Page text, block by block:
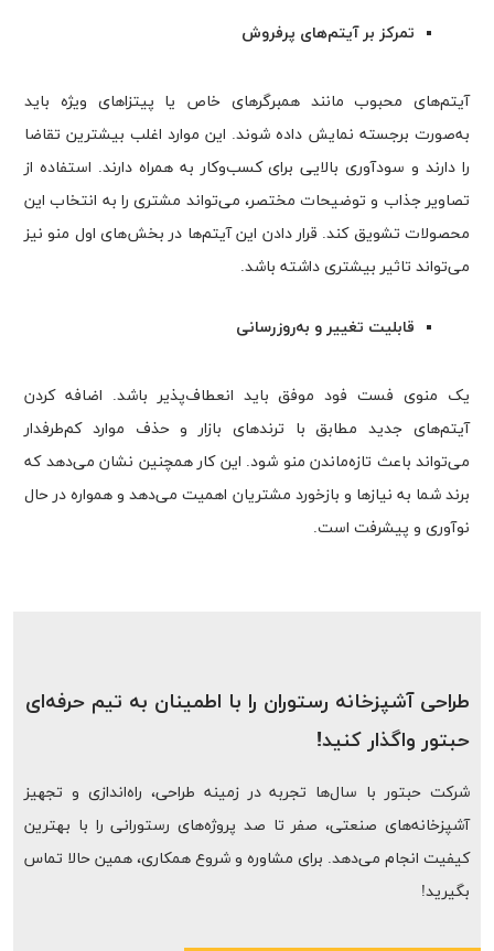
تمرکز بر آیتم‌های پرفروش
آیتم‌های محبوب مانند همبرگرهای خاص یا پیتزاهای ویژه باید
به‌صورت برجسته نمایش داده شوند. این موارد اغلب بیشترین تقاضا
را دارند و سودآوری بالایی برای کسب‌وکار به همراه دارند. استفاده از
تصاویر جذاب و توضیحات مختصر، می‌تواند مشتری را به انتخاب این
محصولات تشویق کند. قرار دادن این آیتم‌ها در بخش‌های اول منو نیز
می‌تواند تاثیر بیشتری داشته باشد.
قابلیت تغییر و به‌روزرسانی
یک منوی فست فود موفق باید انعطاف‌پذیر باشد. اضافه کردن
آیتم‌های جدید مطابق با ترندهای بازار و حذف موارد کم‌طرفدار
می‌تواند باعث تازه‌ماندن منو شود. این کار همچنین نشان می‌دهد که
برند شما به نیازها و بازخورد مشتریان اهمیت می‌دهد و همواره در حال
نوآوری و پیشرفت است.
طراحی آشپزخانه رستوران را با اطمینان به تیم حرفه‌ای
حبتور واگذار کنید!
شرکت حبتور با سال‌ها تجربه در زمینه طراحی، راه‌اندازی و تجهیز
آشپزخانه‌های صنعتی، صفر تا صد پروژه‌های رستورانی را با بهترین
کیفیت انجام می‌دهد. برای مشاوره و شروع همکاری، همین حالا تماس
بگیرید!